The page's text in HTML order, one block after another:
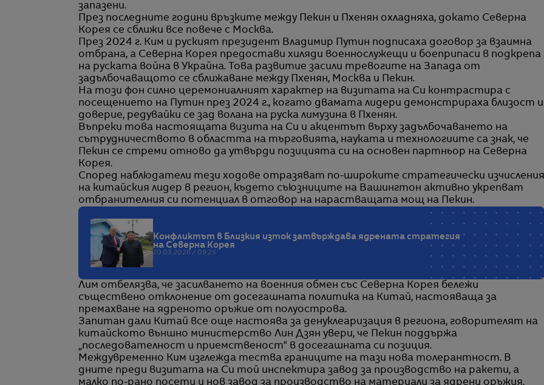
запазени.
През последните години връзките между Пекин и Пхенян охладняха, докато Северна
Корея се сближи все повече с Москва.
През 2024 г. Ким и руският президент Владимир Путин подписаха договор за взаимна
отбрана, а Северна Корея предостави хиляди военнослужещи и боеприпаси в подкрепа
на руската война в Украйна. Това развитие засили тревогите на Запада от
задълбочаващото се сближаване между Пхенян, Москва и Пекин.
На този фон силно церемониалният характер на визитата на Си контрастира с
посещението на Путин през 2024 г., когато двамата лидери демонстрираха близост и
доверие, редувайки се зад волана на руска лимузина в Пхенян.
Въпреки това настоящата визита на Си и акцентът върху задълбочаването на
сътрудничеството в областта на търговията, науката и технологиите са знак, че
Пекин се стреми отново да утвърди позицията си на основен партньор на Северна
Корея.
Според наблюдатели тези ходове отразяват по-широките стратегически изчисления
на китайския лидер в регион, където съюзниците на Вашингтон активно укрепват
отбранителния си потенциал в отговор на нарастващата мощ на Пекин.
Конфликтът в Близкия изток затвърждава ядрената стратегия
на Северна Корея
10.03.2026 / 09:25
Лим отбелязва, че засилването на военния обмен със Северна Корея бележи
съществено отклонение от досегашната политика на Китай, настояваща за
премахване на ядреното оръжие от полуострова.
Запитан дали Китай все още настоява за денуклеаризация в региона, говорителят на
китайското външно министерство Лин Дзян увери, че Пекин поддържа
„последователност и приемственост“ в досегашната си позиция.
Междувременно Ким изглежда тества границите на тази нова толерантност. В
дните преди визитата на Си той инспектира завод за производство на ракети, а
малко по-рано посети и нов завод за производство на материали за ядрени оръжия.